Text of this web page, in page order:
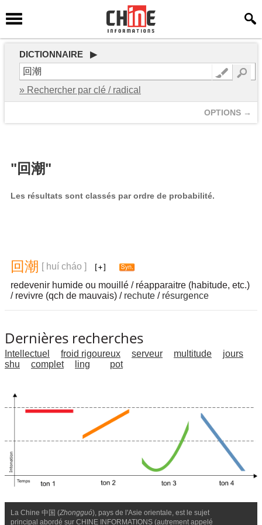
DICTIONNAIRE ▶
» Rechercher par clé / radical
OPTIONS →
"回潮"
Les résultats sont classés par ordre de probabilité.
回 潮 [ huí cháo ]
redevenir humide ou mouillé / réapparaitre (habitude, etc.)
/ revivre (qch de mauvais) / rechute / résurgence
Dernières recherches
Intellectuel froid rigoureux serveur multitude
jours
shu
complet ling pot
La Chine 中国 (Zhongguó), pays de l'Asie orientale, est le sujet
principal abordé sur CHINE INFORMATIONS (autrement appelé